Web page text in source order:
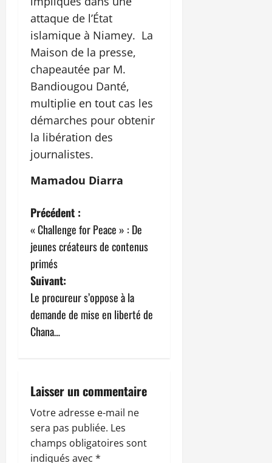
attaque de l’État
islamique à Niamey. La
Maison de la presse,
chapeautée par M.
Bandiougou Danté,
multiplie en tout cas les
démarches pour obtenir
la libération des
journalistes.
Mamadou Diarra
N
a
v
i
g
a
i
o
n
Précédent :
« Challenge for Peace » : De
jeunes créateurs de contenus
primés
Suivant:
Le procureur s’oppose à la
demande de mise en liberté de
Chana…
Laisser un commentaire
Votre adresse e-mail ne
sera pas publiée. Les
champs obligatoires sont
indiqués avec *